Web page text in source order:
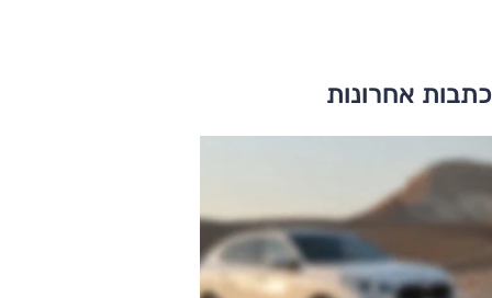
כתבות אחרונות